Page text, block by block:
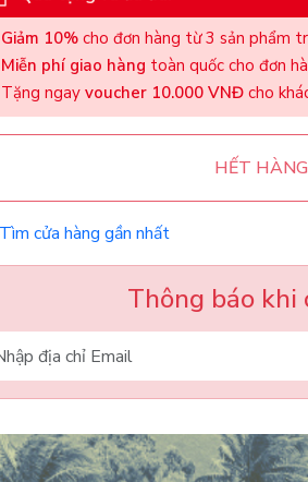
Giảm 10% cho đơn hàng từ 3 sản phẩm
Miễn phí giao hàng toàn quốc cho đơn
Tặng ngay voucher 10.000 VNĐ cho
HẾT HÀNG
Tìm cửa hàng gần nhất
Thông báo khi